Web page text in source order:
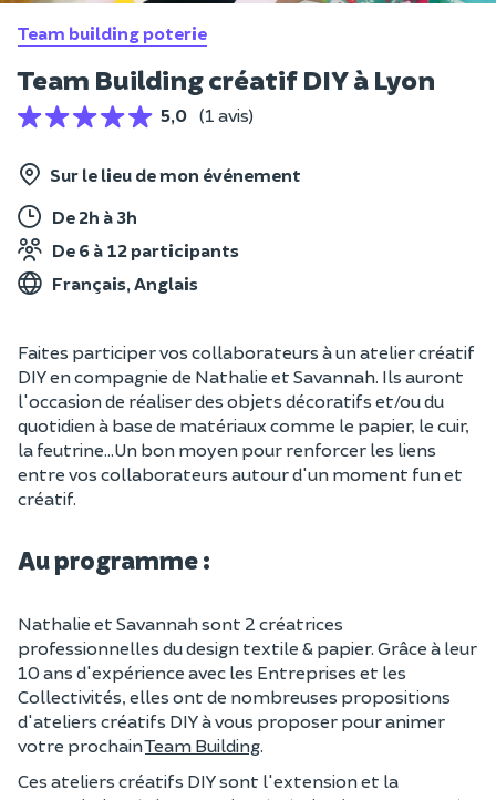
Team building poterie
Team Building créatif DIY à Lyon
5,0 (1 avis)
Sur le lieu de mon événement
De 2h à 3h
De 6 à 12 participants
Français, Anglais
Faites participer vos collaborateurs à un atelier créatif
DIY en compagnie de Nathalie et Savannah. Ils auront
l'occasion de réaliser des objets décoratifs et/ou du
quotidien à base de matériaux comme le papier, le cuir,
la feutrine...Un bon moyen pour renforcer les liens
entre vos collaborateurs autour d'un moment fun et
créatif.
Au programme :
Nathalie et Savannah sont 2 créatrices
professionnelles du design textile & papier. Grâce à leur
10 ans d'expérience avec les Entreprises et les
Collectivités, elles ont de nombreuses propositions
d'ateliers créatifs DIY à vous proposer pour animer
votre prochainTeam Building.
Ces ateliers créatifs DIY sont l'extension et la